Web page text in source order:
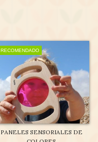
RECOMENDADO
PANELES SENSORIALES DE